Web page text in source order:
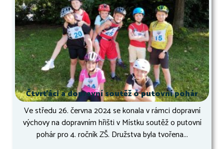
Čtvrťáci a dopravní soutěž o putovní pohár
Ve středu 26. června 2024 se konala v rámci dopravní
výchovy na dopravním hřišti v Místku soutěž o putovní
pohár pro 4. ročník ZŠ. Družstva byla tvořena...